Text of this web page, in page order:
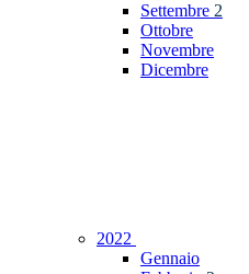
Settembre 2
Ottobre
Novembre
Dicembre
2022
Gennaio